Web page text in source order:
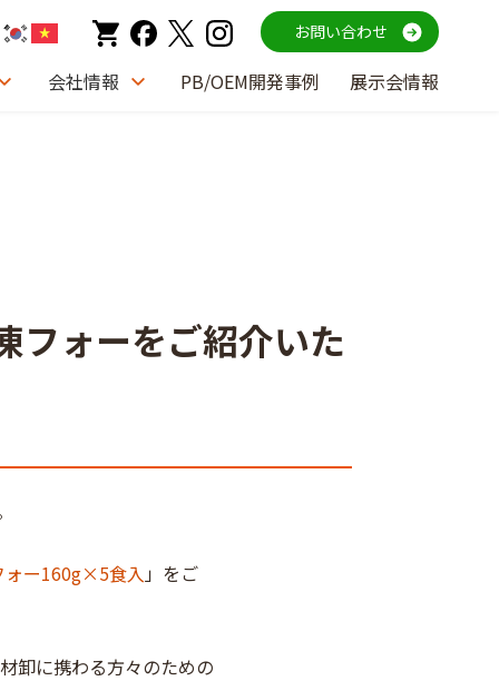
会社情報 PB/OEM開発事例 展示会情報
お問い合わせ
フォーをご紹介いた
ォー160g×5食入」をご
卸に携わる方々のための